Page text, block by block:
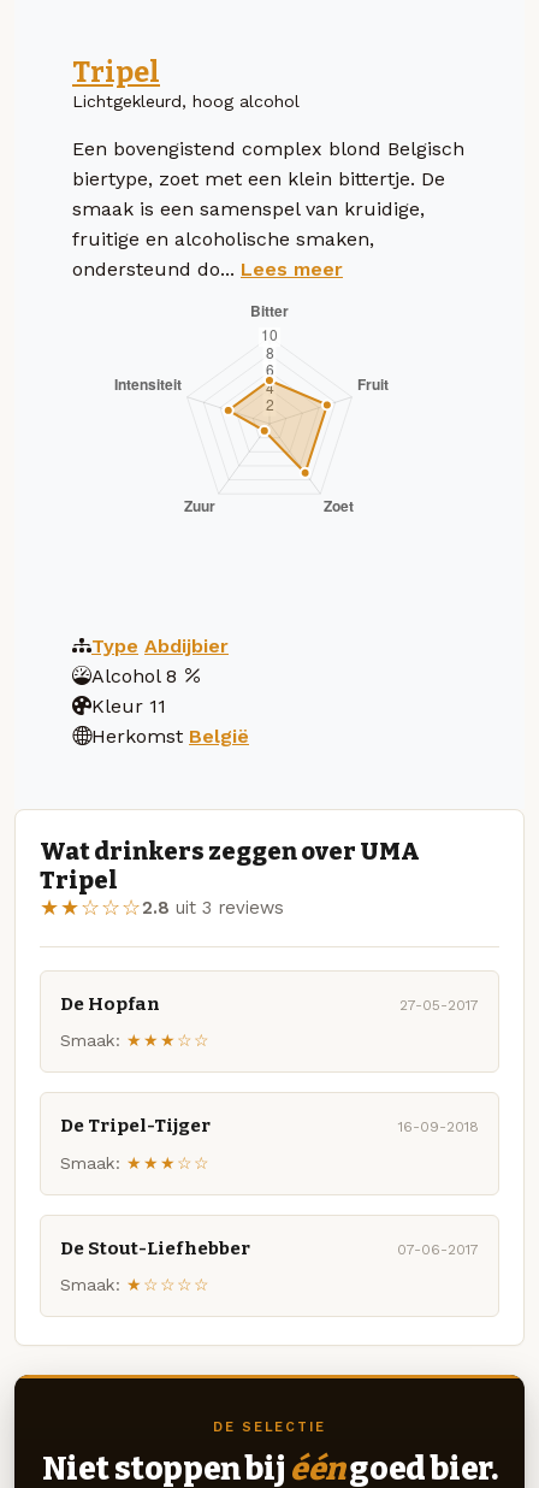
Tripel
Lichtgekleurd, hoog alcohol
Een bovengistend complex blond Belgisch
biertype, zoet met een klein bittertje. De
smaak is een samenspel van kruidige,
fruitige en alcoholische smaken,
ondersteund do... Lees meer
Type Abdijbier
Alcohol 8
Kleur 11
Herkomst België
Wat drinkers zeggen over UMA
Tripel
★★☆☆☆2.8 uit 3 reviews
De Hopfan 27-05-2017
Smaak: ★★★☆☆
De Tripel-Tijger 16-09-2018
Smaak: ★★★☆☆
De Stout-Liefhebber 07-06-2017
Smaak: ★☆☆☆☆
DE SELECTIE
Niet stoppen bij ééngoed bier.